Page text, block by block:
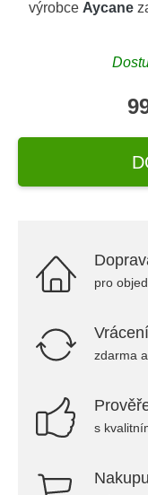
výrobce Aycane
pro
zdarma
s